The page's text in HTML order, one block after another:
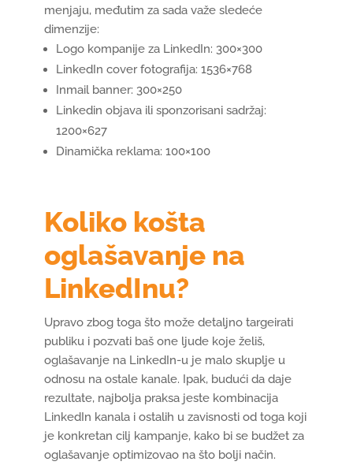
menjaju, međutim za sada važe sledeće
dimenzije:
Logo kompanije za LinkedIn: 300×300
LinkedIn cover fotografija: 1536×768
Inmail banner: 300×250
Linkedin objava ili sponzorisani sadržaj:
1200×627
Dinamička reklama: 100×100
Koliko košta
oglašavanje na
LinkedInu?
Upravo zbog toga što može detaljno targeirati
publiku i pozvati baš one ljude koje želiš,
oglašavanje na LinkedIn-u je malo skuplje u
odnosu na ostale kanale. Ipak, budući da daje
rezultate, najbolja praksa jeste kombinacija
LinkedIn kanala i ostalih u zavisnosti od toga koji
je konkretan cilj kampanje, kako bi se budžet za
oglašavanje optimizovao na što bolji način.